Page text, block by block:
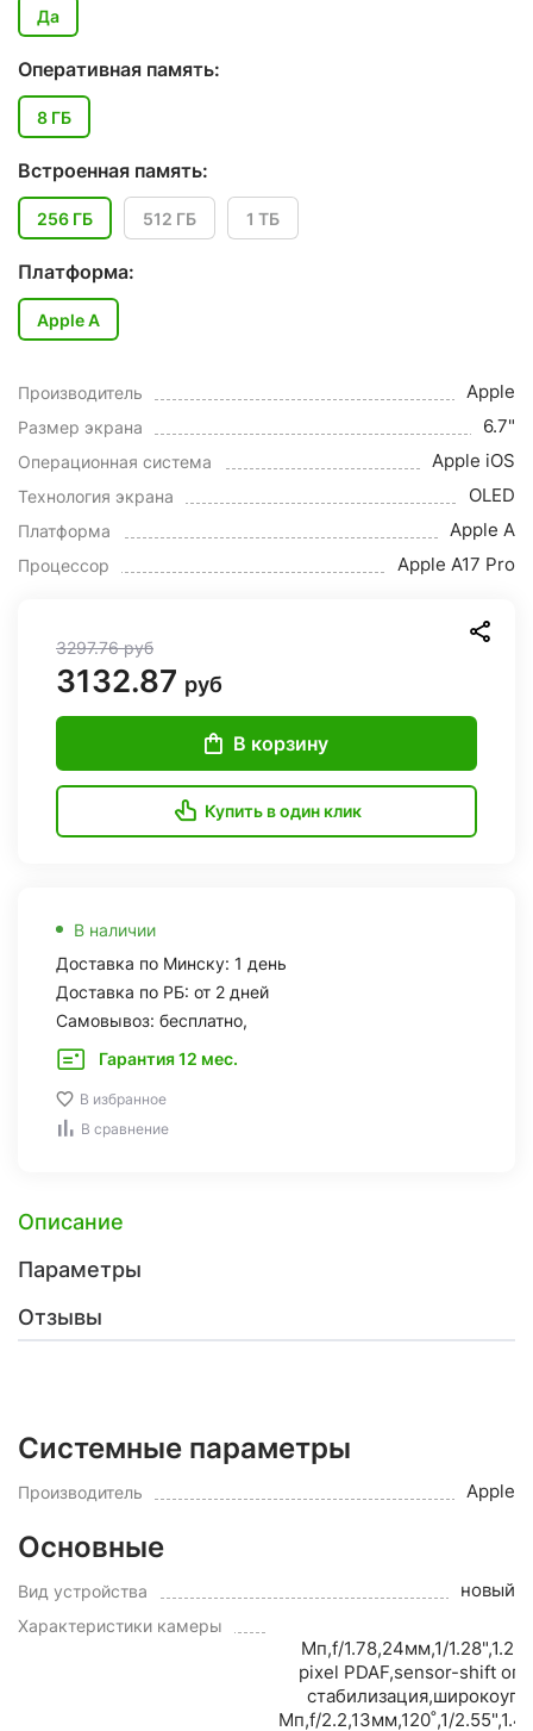
Да
Оперативная память:
8 ГБ
Встроенная память:
256 ГБ 512 ГБ 1 ТБ
Платформа:
Apple A
Производитель Apple
Размер экрана 6.7"
Операционная система Apple iOS
Технология экрана OLED
Платформа Apple A
Процессор Apple A17 Pro
3297.76руб
3132.87 руб
В корзину
Купить в один клик
В наличии
Доставка по Минску: 1 день
Доставка по РБ: от 2 дней
Самовывоз: бесплатно,
Гарантия 12 мес.
В избранное
В сравнение
Описание
Параметры
Отзывы
Системные параметры
Производитель Apple
Основные
Вид устройства новый
Характеристики камеры
Мп,f/1.78,24мм,1/
pixel PDAF,sensor-shift
Мп,f/2.2,13мм,120˚,1/